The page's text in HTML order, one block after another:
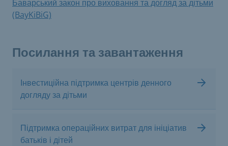
Баварський закон про виховання та догляд за дітьми
(BayKiBiG)
Посилання та завантаження
Інвестиційна підтримка центрів денного
догляду за дітьми
Підтримка операційних витрат для ініціатив
батьків і дітей